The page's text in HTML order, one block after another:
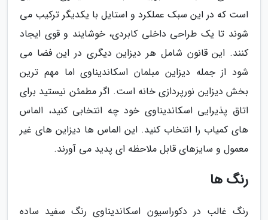
است که در این سبک عملکرد و استایل با یکدیگر ترکیب می
شوند تا یک طراحی داخلی کابردی، خوشایند و قوی ایجاد
کنند. این قانون شامل هر دیزاین دیگری در این فضا می
شود از جمله دیزاین مبلمان اسکاندیناوی اما مهم ترین
بخش دیزاین نورپردازی خانه است. اگر مطمئن نیستید برای
اتاق پذیرایی اسکاندیناوی خود چه انتخابی کنید، الماس
های کمیاب را انتخاب کنید. این الماس ها دیزاین های غیر
معمول و سایزهای قابل ملاحظه ای پدید می آورند.
رنگ ها
رنگ غالب در دکوراسیون اسکاندیناوی رنگ سفید ساده